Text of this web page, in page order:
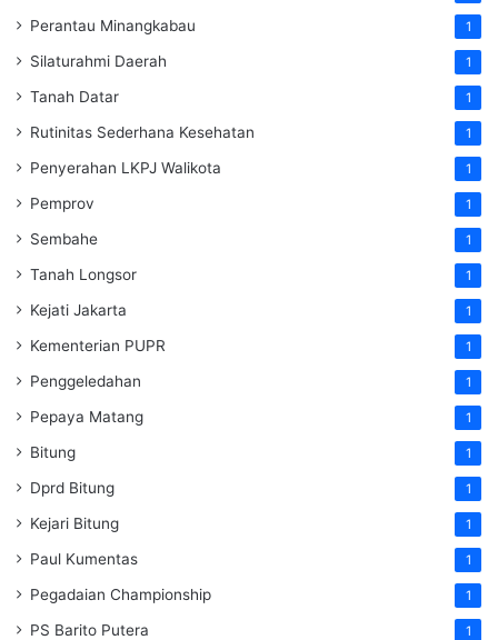
Perantau Minangkabau 1
Silaturahmi Daerah 1
Tanah Datar 1
Rutinitas Sederhana Kesehatan 1
Penyerahan LKPJ Walikota 1
Pemprov 1
Sembahe 1
Tanah Longsor 1
Kejati Jakarta 1
Kementerian PUPR 1
Penggeledahan 1
Pepaya Matang 1
Bitung 1
Dprd Bitung 1
Kejari Bitung 1
Paul Kumentas 1
Pegadaian Championship 1
PS Barito Putera 1